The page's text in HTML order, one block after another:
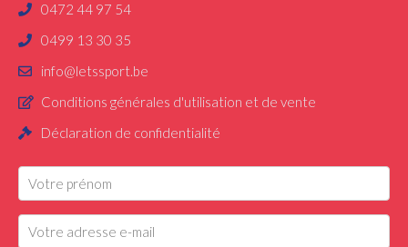
0472 44 97 54
0499 13 30 35
info@letssport.be
Conditions générales d'utilisation et de vente
Déclaration de confidentialité